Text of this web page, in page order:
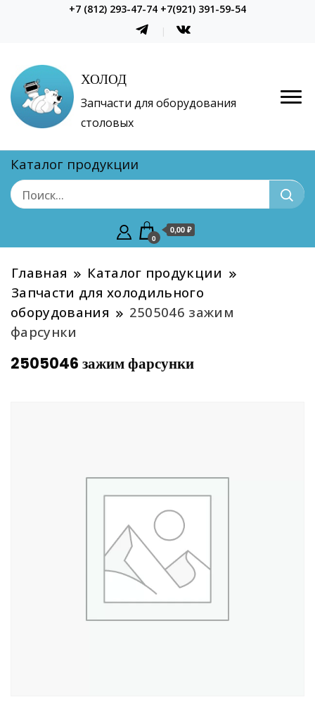
+7 (812) 293-47-74 +7(921) 391-59-54
ХОЛОД
Запчасти для оборудования
столовых
Каталог продукции
0
0,00 ₽
Главная
Каталог продукции
Запчасти для холодильного
оборудования
2505046 зажим
фарсунки
2505046 зажим фарсунки